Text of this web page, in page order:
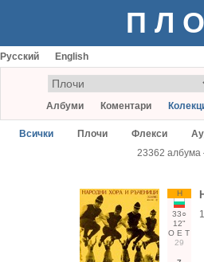
Русский English
Албуми Коментари
Всички Плочи Флекси
23362
Н
33○
12"
О Е Т
29